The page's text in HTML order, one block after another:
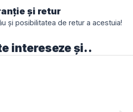
și retur
și posibilitatea de retur a acestuia!
intereseze și..